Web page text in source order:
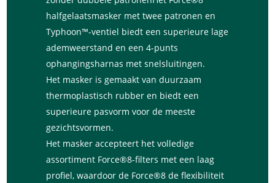
halfgelaatsmasker met twee patronen en
Typhoon™-ventiel biedt een superieure lage
ademweerstand en een 4-punts
ophangingsharnas met snelsluitingen.
Het masker is gemaakt van duurzaam
thermoplastisch rubber en biedt een
superieure pasvorm voor de meeste
gezichtsvormen.
Het masker accepteert het volledige
assortiment Force®8-filters met een laag
profiel, waardoor de Force®8 de flexibiliteit